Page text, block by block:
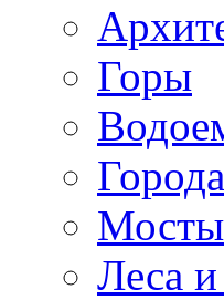
Горы
Города
Леса